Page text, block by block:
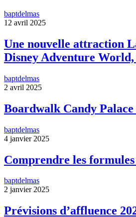
baptdelmas
12 avril 2025
Une nouvelle attraction
Disney Adventure
baptdelmas
2 avril 2025
Boardwalk Candy
baptdelmas
4 janvier 2025
Comprendre les
baptdelmas
2 janvier 2025
Prévisions d’affluence